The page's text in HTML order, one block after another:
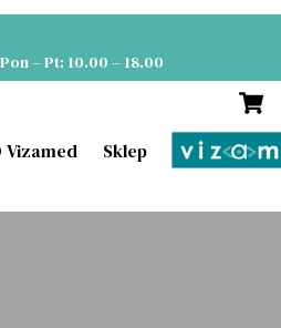
Vizamed Sklep
Pon – Pt: 10.00 – 18.00